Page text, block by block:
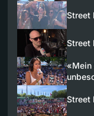
Street
Street
«Mein
Street